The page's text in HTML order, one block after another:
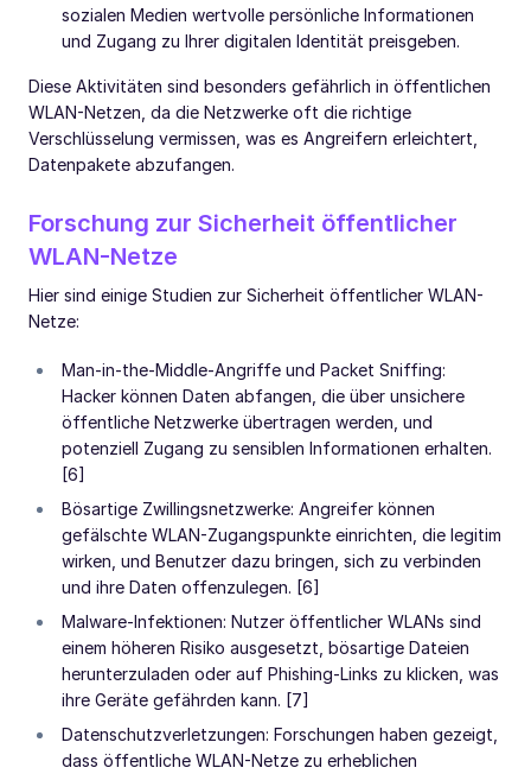
sozialen Medien wertvolle persönliche Informationen
und Zugang zu Ihrer digitalen Identität preisgeben.
Diese Aktivitäten sind besonders gefährlich in öffentlichen
WLAN-Netzen, da die Netzwerke oft die richtige
Verschlüsselung vermissen, was es Angreifern erleichtert,
Datenpakete abzufangen.
Forschung zur Sicherheit öffentlicher
WLAN-Netze
Hier sind einige Studien zur Sicherheit öffentlicher WLAN-
Netze:
Man-in-the-Middle-Angriffe und Packet Sniffing:
Hacker können Daten abfangen, die über unsichere
öffentliche Netzwerke übertragen werden, und
potenziell Zugang zu sensiblen Informationen erhalten.
[6]
Bösartige Zwillingsnetzwerke: Angreifer können
gefälschte WLAN-Zugangspunkte einrichten, die legitim
wirken, und Benutzer dazu bringen, sich zu verbinden
und ihre Daten offenzulegen. [6]
Malware-Infektionen: Nutzer öffentlicher WLANs sind
einem höheren Risiko ausgesetzt, bösartige Dateien
herunterzuladen oder auf Phishing-Links zu klicken, was
ihre Geräte gefährden kann. [7]
Datenschutzverletzungen: Forschungen haben gezeigt,
dass öffentliche WLAN-Netze zu erheblichen